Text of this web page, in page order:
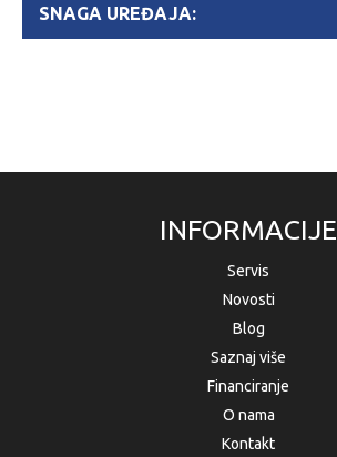
SNAGA UREĐAJA:
INFORMACIJE
Servis
Novosti
Blog
Saznaj više
Financiranje
O nama
Kontakt